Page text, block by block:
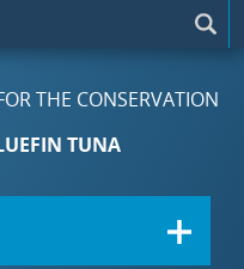
THE CONSERVATION
TUNA